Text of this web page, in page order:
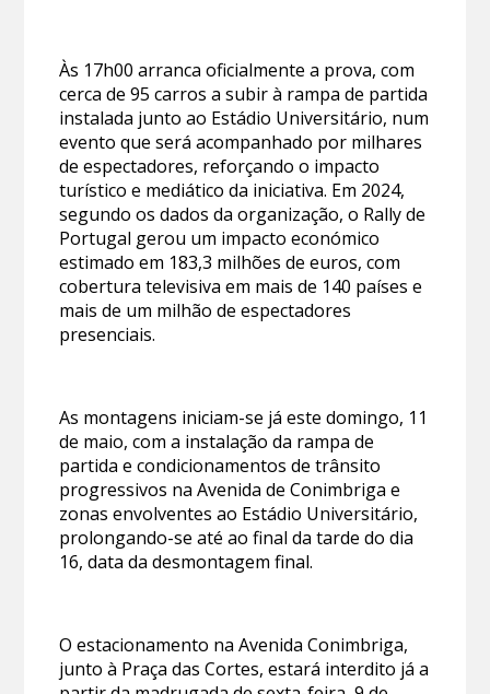
Às 17h00 arranca oficialmente a prova, com
cerca de 95 carros a subir à rampa de partida
instalada junto ao Estádio Universitário, num
evento que será acompanhado por milhares
de espectadores, reforçando o impacto
turístico e mediático da iniciativa. Em 2024,
segundo os dados da organização, o Rally de
Portugal gerou um impacto económico
estimado em 183,3 milhões de euros, com
cobertura televisiva em mais de 140 países e
mais de um milhão de espectadores
presenciais.
As montagens iniciam-se já este domingo, 11
de maio, com a instalação da rampa de
partida e condicionamentos de trânsito
progressivos na Avenida de Conimbriga e
zonas envolventes ao Estádio Universitário,
prolongando-se até ao final da tarde do dia
16, data da desmontagem final.
O estacionamento na Avenida Conimbriga,
junto à Praça das Cortes, estará interdito já a